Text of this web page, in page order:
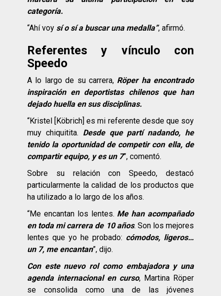
categoría.
“Ahí voy sí o sí a buscar una medalla”, afirmó.
Referentes y vínculo con
Speedo
A lo largo de su carrera, Röper ha encontrado
inspiración en deportistas chilenos que han
dejado huella en sus disciplinas.
“Kristel [Köbrich] es mi referente desde que soy
muy chiquitita. Desde que partí nadando, he
tenido la oportunidad de competir con ella, de
compartir equipo, y es un 7”, comentó.
Sobre su relación con Speedo, destacó
particularmente la calidad de los productos que
ha utilizado a lo largo de los años.
“Me encantan los lentes. Me han acompañado
en toda mi carrera de 10 años. Son los mejores
lentes que yo he probado: cómodos, ligeros…
un 7, me encantan”, dijo.
Con este nuevo rol como embajadora y una
agenda internacional en curso, Martina Röper
se consolida como una de las jóvenes